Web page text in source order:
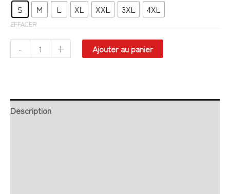
S
M L XL XXL 3XL 4XL
EFFACER
- + Ajouter au panier
Description